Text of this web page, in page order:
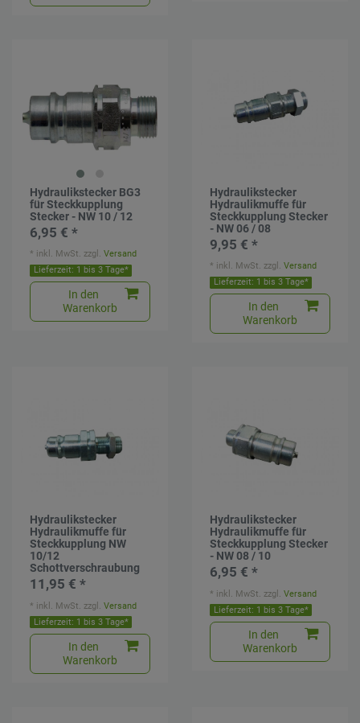
Hydraulikstecker BG3
für Steckkupplung
Stecker - NW 10 / 12
6,95 € *
Lieferzeit: 1 bis 3 Tage*
In den
Warenkorb
* inkl. MwSt. zzgl.Versand
Hydraulikstecker
Hydraulikmuffe für
Steckkupplung Stecker
- NW 06 / 08
9,95 € *
Lieferzeit: 1 bis 3 Tage*
In den
Warenkorb
* inkl. MwSt. zzgl.Versand
Hydraulikstecker
Hydraulikmuffe für
Steckkupplung NW
10/12
Schottverschraubung
11,95 € *
Lieferzeit: 1 bis 3 Tage*
In den
Warenkorb
* inkl. MwSt. zzgl.Versand
Hydraulikstecker
Hydraulikmuffe für
Steckkupplung Stecker
- NW 08 / 10
6,95 € *
Lieferzeit: 1 bis 3 Tage*
In den
Warenkorb
* inkl. MwSt. zzgl.Versand